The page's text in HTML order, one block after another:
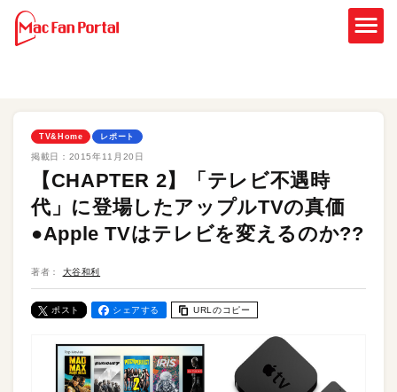
TV&Home レポート
掲載日： 2015年11月20日
【CHAPTER 2】「テレビ不遇時
代」に登場したアップルTVの真価
●Apple TVはテレビを変えるのか??
著者： 大谷和利
ポスト シェアする URLのコピー